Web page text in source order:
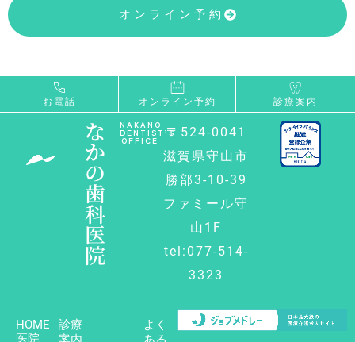
オンライン予約
お電話 オンライン予約 診療案内
な
か
の
歯
科
医
院
NAKANO
DENTIST’S
OFFICE
〒524-0041
滋賀県守山市
勝部3-10-39
ファミール守
山1F
tel:077-514-
3323
HOME
医院
診療
よく